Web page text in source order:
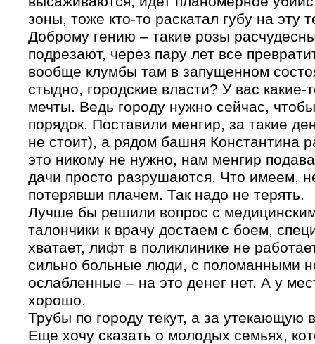
зоны, тоже кто-то раскатал губу на эту
Доброму гению – такие розы
подрезают, через пару лет все
вообще клумбы там в запущенном
стыдно, городские власти? У вас какие-
мечты. Ведь городу нужно сейчас,
порядок. Поставили менгир, за такие
не стоит), а рядом башня Константина
это никому не нужно, нам менгир
дачи просто разрушаются. Что имеем,
потерявши плачем. Так надо не терять.
Лучше бы решили вопрос с
талончики к врачу достаем с боем,
хватает, лифт в поликлинике не
сильно больные люди, с поломанными
ослабленные – на это денег нет. А у
хорошо.
Трубы по городу текут, а за утекающую
Еще хочу сказать о молодых семьях,